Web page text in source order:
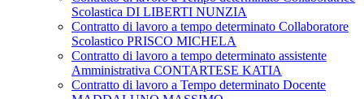
Scolastica DI LIBERTI NUNZIA
Contratto di lavoro a tempo determinato Collaboratore
Scolastico PRISCO MICHELA
Contratto di lavoro a tempo determinato assistente
Amministrativa CONTARTESE KATIA
Contratto di lavoro a Tempo determinato Docente